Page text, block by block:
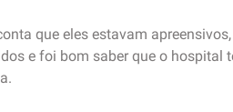
que eles estavam
e foi bom saber que o hospital